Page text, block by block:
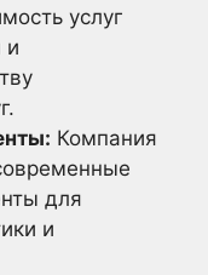
услуг
и
Компания
для
и